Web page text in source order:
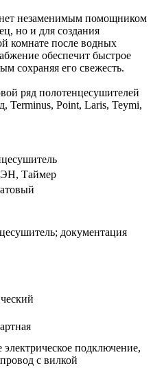
незаменимым помощником
но и для создания
комнате после водных
обеспечит быстрое
сохраняя его свежесть.
ряд полотенцесушителей
Terminus, Point, Laris, Teymi,
Таймер
документация
подключение,
с вилкой